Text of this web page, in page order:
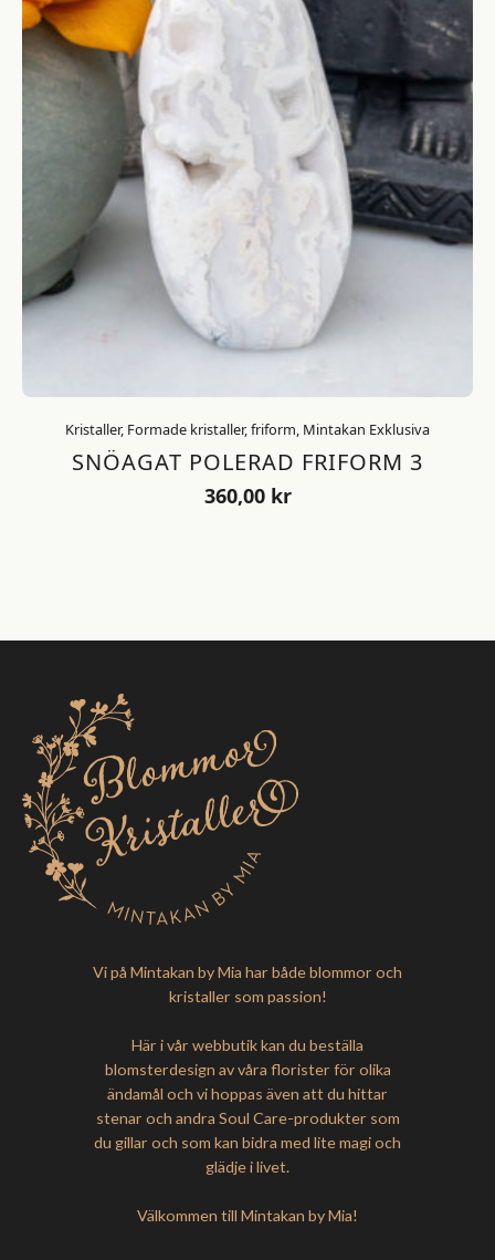
Kristaller, Formade kristaller, friform, Mintakan Exklusiva
SNÖAGAT POLERAD FRIFORM 3
360,00 kr
Vi på Mintakan by Mia har både blommor och
kristaller som passion!
Här i vår webbutik kan du beställa
blomsterdesign av våra florister för olika
ändamål och vi hoppas även att du hittar
stenar och andra Soul Care-produkter som
du gillar och som kan bidra med lite magi och
glädje i livet.
Välkommen till Mintakan by Mia!